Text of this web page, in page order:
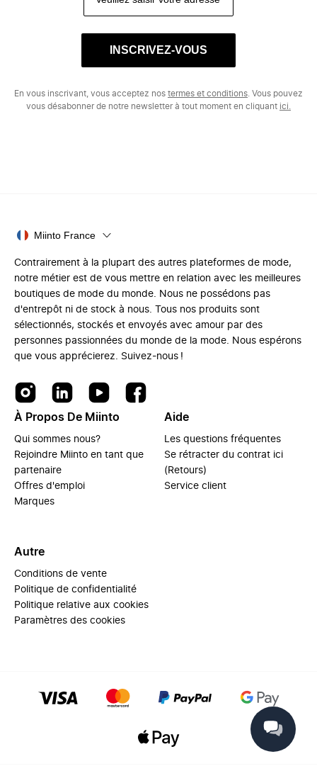
INSCRIVEZ-VOUS
En vous inscrivant, vous acceptez nos termes et conditions . Vous pouvez
vous désabonner de notre newsletter à tout moment en cliquant ici.
Miinto France
Contrairement à la plupart des autres plateformes de mode,
notre métier est de vous mettre en relation avec les meilleures
boutiques de mode du monde. Nous ne possédons pas
d'entrepôt ni de stock à nous. Tous nos produits sont
sélectionnés, stockés et envoyés avec amour par des
personnes passionnées du monde de la mode. Nous espérons
que vous apprécierez. Suivez-nous !
À Propos De Miinto
Qui sommes nous?
Rejoindre Miinto en tant que
partenaire
Offres d'emploi
Marques
Aide
Les questions fréquentes
Se rétracter du contrat ici
(Retours)
Service client
Autre
Conditions de vente
Politique de confidentialité
Politique relative aux cookies
Paramètres des cookies